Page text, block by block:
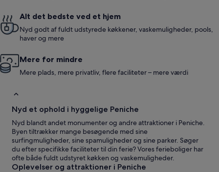
Alt det bedste ved et hjem
Nyd godt af fuldt udstyrede køkkener, vaskemuligheder, pools,
haver og mere
Mere for mindre
Mere plads, mere privatliv, flere faciliteter – mere værdi
Nyd et ophold i hyggelige Peniche
Nyd blandt andet monumenter og andre attraktioner i Peniche.
Byen tiltrækker mange besøgende med sine
surfingmuligheder, sine spamuligheder og sine parker. Søger
du efter specifikke faciliteter til din ferie? Vores ferieboliger har
ofte både fuldt udstyret køkken og vaskemuligheder.
Oplevelser og attraktioner i Peniche